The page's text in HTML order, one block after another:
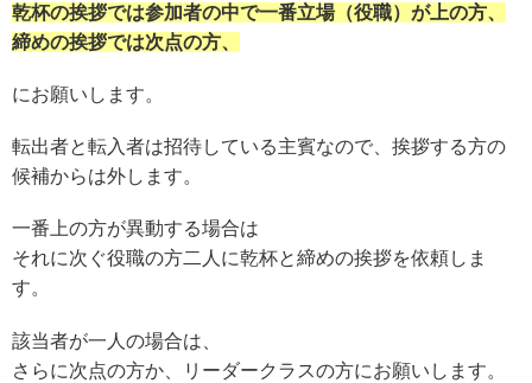
乾杯の挨拶では参加者の中で一番立場（役職）が上の方、
締めの挨拶では次点の方、
にお願いします。
転出者と転入者は招待している主賓なので、挨拶する方の
候補からは外します。
一番上の方が異動する場合は
それに次ぐ役職の方二人に乾杯と締めの挨拶を依頼しま
す。
該当者が一人の場合は、
さらに次点の方か、リーダークラスの方にお願いします。